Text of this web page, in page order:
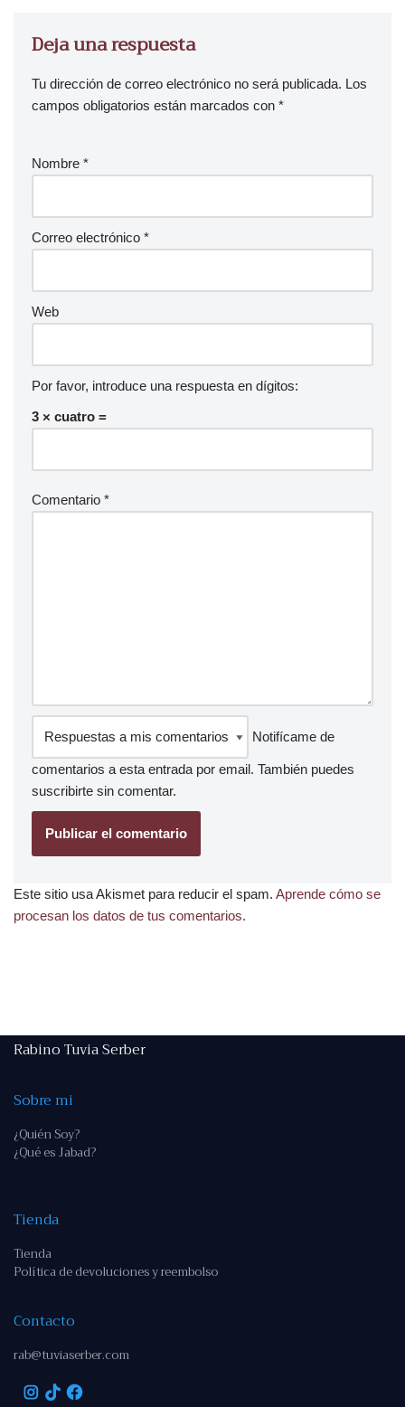
Deja una respuesta
Tu dirección de correo electrónico no será publicada. Los
campos obligatorios están marcados con *
Nombre *
Correo electrónico *
Web
Por favor, introduce una respuesta en dígitos:
3 × cuatro =
Comentario *
Notifícame de
comentarios a esta entrada por email. También puedes
suscribirte sin comentar.
Este sitio usa Akismet para reducir el spam. Aprende cómo se
procesan los datos de tus comentarios.
Rabino Tuvia Serber
Sobre mi
¿Quién Soy?
¿Qué es Jabad?
Tienda
Tienda
Política de devoluciones y reembolso
Contacto
rab@tuviaserber.com